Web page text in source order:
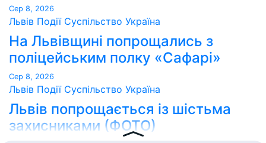
Сер 8, 2026
Львів Події Суспільство Україна
На Львівщині попрощались з
поліцейським полку «Сафарі»
Сер 8, 2026
Львів Події Суспільство Україна
Львів попрощається із шістьма
захисниками (ФОТО)